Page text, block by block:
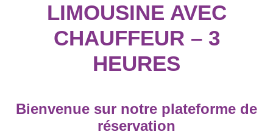
LIMOUSINE AVEC
CHAUFFEUR – 3
HEURES
Bienvenue sur notre plateforme de
réservation